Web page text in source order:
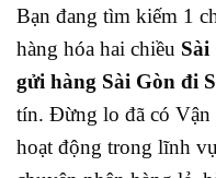
Bạn đang tìm kiếm 1
hàng hóa hai chiều Sài
gửi hàng Sài Gòn đi
tín. Đừng lo đã có Vận
hoạt động trong lĩnh